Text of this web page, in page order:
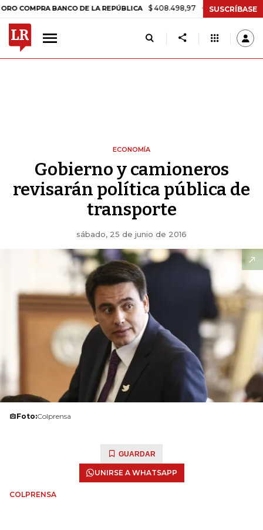
BANCO DE LA REPÚBLICA $ 408.498,97 +$ 8.753,81 +2,19%
SUSCRÍBASE
ECONOMÍA
Gobierno y camioneros
revisarán política pública de
transporte
sábado, 25 de junio de 2016
Foto:Colprensa
GUARDAR
UNIRSE A WHATSAPP
COLPRENSA